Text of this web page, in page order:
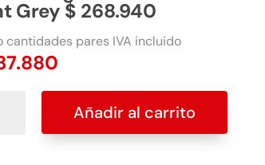
Grey $ 268.940
cantidades pares IVA incluido
Añadir al carrito